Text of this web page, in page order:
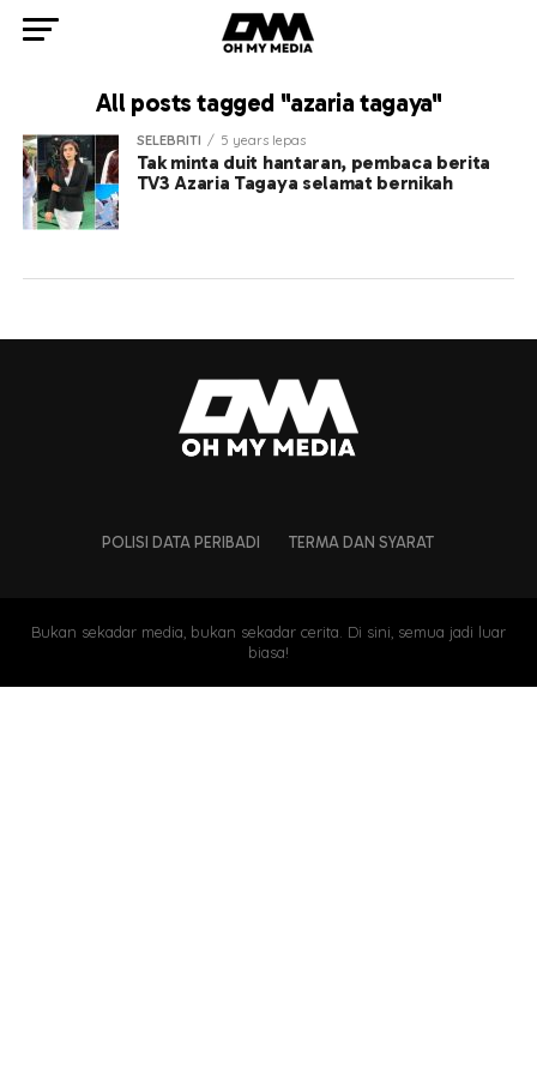
All posts tagged "azaria tagaya"
SELEBRITI 5 years lepas
Tak minta duit hantaran, pembaca berita
TV3 Azaria Tagaya selamat bernikah
POLISI DATA PERIBADI TERMA DAN SYARAT
Bukan sekadar media, bukan sekadar cerita. Di sini, semua jadi luar
biasa!